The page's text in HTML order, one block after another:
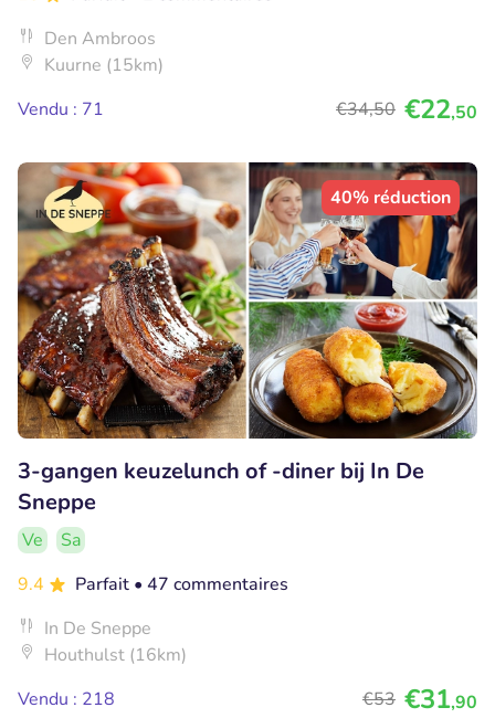
Den Ambroos
Kuurne (15km)
Vendu : 71
€34,50 €22,50
40% réduction
3-gangen keuzelunch of -diner bij In De
Sneppe
Ve
Sa
9.4
Parfait • 47 commentaires
In De Sneppe
Houthulst (16km)
Vendu : 218
€53 €31,90